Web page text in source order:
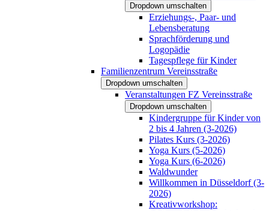
Dropdown umschalten
Erziehungs-, Paar- und
Lebensberatung
Sprachförderung und
Logopädie
Tagespflege für Kinder
Familienzentrum Vereinsstraße
Dropdown umschalten
Veranstaltungen FZ Vereinsstraße
Dropdown umschalten
Kindergruppe für Kinder von
2 bis 4 Jahren (3-2026)
Pilates Kurs (3-2026)
Yoga Kurs (5-2026)
Yoga Kurs (6-2026)
Waldwunder
Willkommen in Düsseldorf (3-
2026)
Kreativworkshop: